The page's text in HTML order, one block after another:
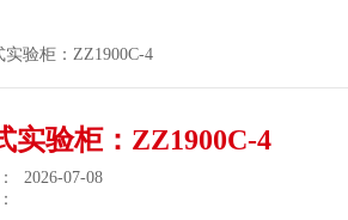
实验柜：ZZ1900C-4
实验柜：ZZ1900C-4
2026-07-08